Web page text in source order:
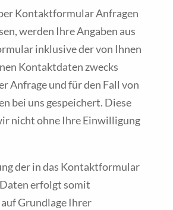
Kontaktformular Anfragen
werden Ihre Angaben aus
inklusive der von Ihnen
Kontaktdaten zwecks
Anfrage und für den Fall von
bei uns gespeichert. Diese
nicht ohne Ihre Einwilligung
der in das Kontaktformular
erfolgt somit
Grundlage Ihrer